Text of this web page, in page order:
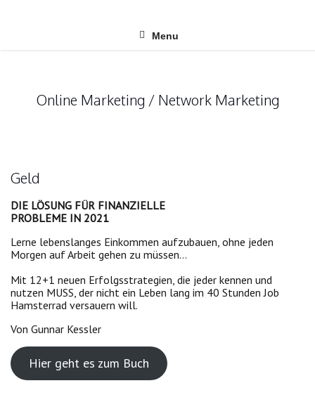
Menu
Online Marketing / Network Marketing
Geld
DIE LÖSUNG FÜR FINANZIELLE
PROBLEME IN 2021
Lerne lebenslanges Einkommen aufzubauen, ohne jeden
Morgen auf Arbeit gehen zu müssen…
Mit 12+1 neuen Erfolgsstrategien, die jeder kennen und
nutzen MUSS, der nicht ein Leben lang im 40 Stunden Job
Hamsterrad versauern will.
Von Gunnar Kessler
Hier geht es zum Buch